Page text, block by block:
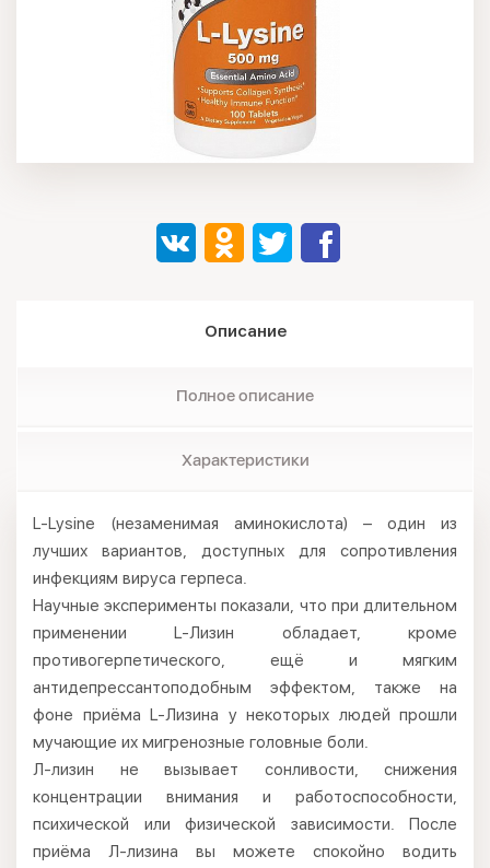
Описание
Полное описание
Характеристики
L-Lysine (незаменимая аминокислота) – один из
лучших вариантов, доступных для сопротивления
инфекциям вируса герпеса.
Научные эксперименты показали, что при длительном
применении L-Лизин обладает, кроме
противогерпетического, ещё и мягким
антидепрессантоподобным эффектом, также на
фоне приёма L-Лизина у некоторых людей прошли
мучающие их мигренозные головные боли.
Л-лизин не вызывает сонливости, снижения
концентрации внимания и работоспособности,
психической или физической зависимости. После
приёма Л-лизина вы можете спокойно водить